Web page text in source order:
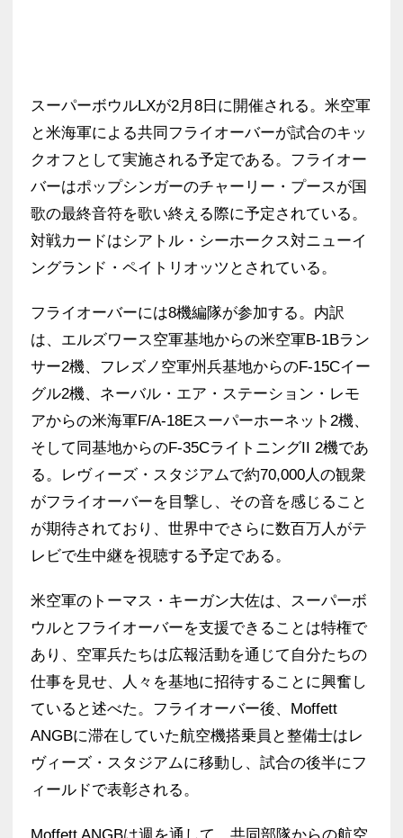
スーパーボウルLXが2月8日に開催される。米空軍
と米海軍による共同フライオーバーが試合のキッ
クオフとして実施される予定である。フライオー
バーはポップシンガーのチャーリー・プースが国
歌の最終音符を歌い終える際に予定されている。
対戦カードはシアトル・シーホークス対ニューイ
ングランド・ペイトリオッツとされている。
フライオーバーには8機編隊が参加する。内訳
は、エルズワース空軍基地からの米空軍B-1Bラン
サー2機、フレズノ空軍州兵基地からのF-15Cイー
グル2機、ネーバル・エア・ステーション・レモ
アからの米海軍F/A-18Eスーパーホーネット2機、
そして同基地からのF-35CライトニングII 2機であ
る。レヴィーズ・スタジアムで約70,000人の観衆
がフライオーバーを目撃し、その音を感じること
が期待されており、世界中でさらに数百万人がテ
レビで生中継を視聴する予定である。
米空軍のトーマス・キーガン大佐は、スーパーボ
ウルとフライオーバーを支援できることは特権で
あり、空軍兵たちは広報活動を通じて自分たちの
仕事を見せ、人々を基地に招待することに興奮し
ていると述べた。フライオーバー後、Moffett
ANGBに滞在していた航空機搭乗員と整備士はレ
ヴィーズ・スタジアムに移動し、試合の後半にフ
ィールドで表彰される。